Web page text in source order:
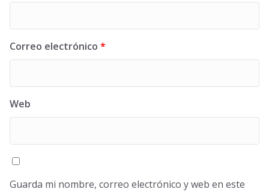
Correo electrónico *
Web
Guarda mi nombre, correo electrónico y web en este